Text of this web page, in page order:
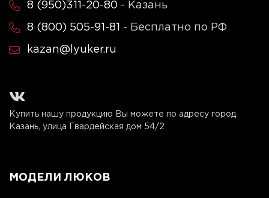
8 (950)311-20-80 - Казань
8 (800) 505-91-81 - Бесплатно по РФ
kazan@lyuker.ru
Купить нашу продукцию Вы можете по адресу город
Казань, улица Гвардейская дом 54/2
МОДЕЛИ ЛЮКОВ